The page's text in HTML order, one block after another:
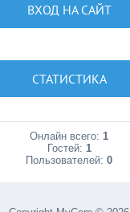
ВХОД НА САЙТ
СТАТИСТИКА
Онлайн всего: 1
Гостей: 1
Пользователей: 0